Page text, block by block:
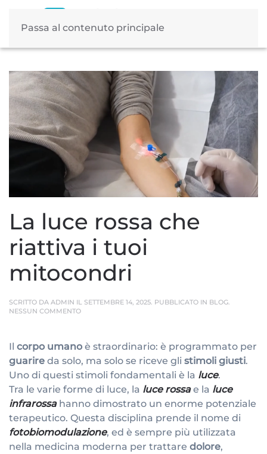
Passa al contenuto principale
Tag:biohacking luce
La luce rossa che
riattiva i tuoi
mitocondri
SCRITTO DA ADMIN IL SETTEMBRE 14, 2025 . PUBBLICATO IN BLOG
NESSUN COMMENTOSU
CHE
I
TUOI
Il corpo umano è straordinario: è programmato per
guarire da solo, ma solo se riceve gli stimoli giusti.
Uno di questi stimoli fondamentali è la luce.
Tra le varie forme di luce, la luce rossae la luce
infrarossahanno dimostrato un enorme potenziale
terapeutico. Questa disciplina prende il nome di
fotobiomodulazione, ed è sempre più utilizzata
nella medicina moderna per trattare dolore,